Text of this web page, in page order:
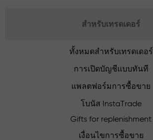
สำหรับเทรดเดอร์
ทั้งหมดสำหรับเทรดเดอร์
การเปิดบัญชีแบบทันที
แพลตฟอร์มการซื้อขาย
โบนัส InstaTrade
Gifts for replenishment
เงื่อนไขการซื้อขาย